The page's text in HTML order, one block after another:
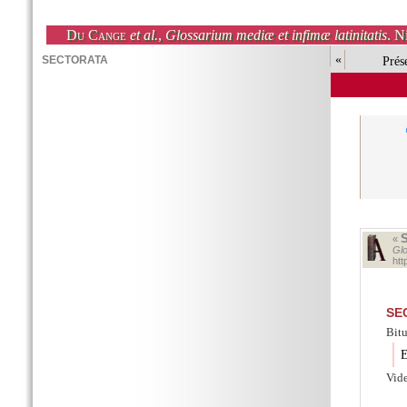
Du Cange et al., Glossarium mediæ et infimæ latinitatis.
«
«